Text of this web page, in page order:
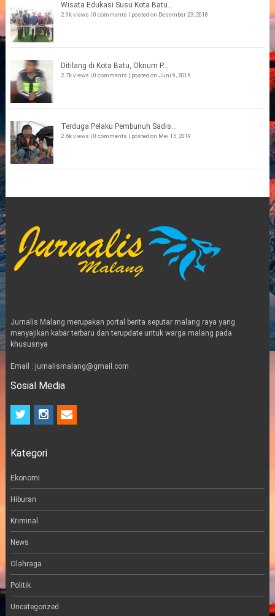
Wisata Edukasi Susu Kota Batu...
2.9k views | 0 comments | posted on Desember 23, 2018
Ditilang di Kota Batu, Oknum P...
2.7k views | 0 comments | posted on Juni 9, 2016
Terduga Pelaku Pembunuh Sadis...
2.6k views | 0 comments | posted on Mei 15, 2019
Jurnalis Malang merupakan portal berita seputar malang raya yang
menyajikan kabar terbaru dan terupdate untuk warga malang pada
khususnya
Email : jurnalismalang@gmail.com
Sosial Media
t
t
r
i
n
a
e
m
Kategori
Ekonomi
Hiburan
Kriminal
News
Olahraga
Politik
Uncategorized